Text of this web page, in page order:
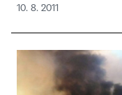
10. 8. 2011